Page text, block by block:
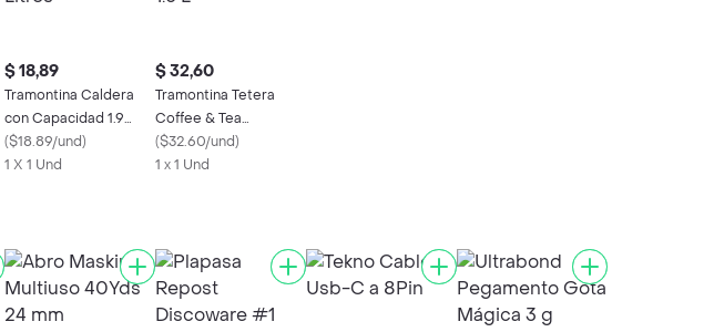
$ 18,89
Tramontina Caldera
con Capacidad 1.9
Litros
($18.89/und)
1 X 1 Und
$ 32,60
Tramontina Tetera
Coffee & Tea
Capacidad 1.5 L
($32.60/und)
1 x 1 Und